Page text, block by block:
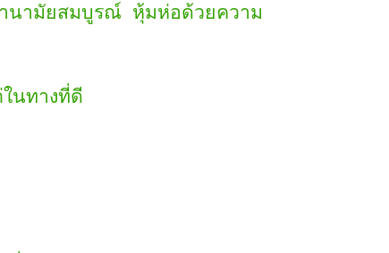
นามัยสมบูรณ์ หุ้มห่อด้วยความ
นทางที่ดี